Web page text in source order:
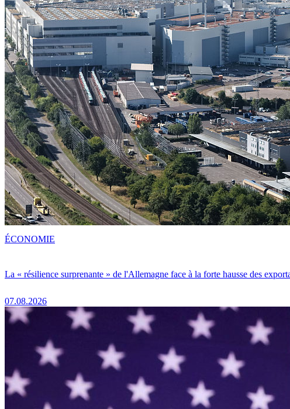
La « résilience surprenante » de l'Allemagne face à la forte hausse des
07.08.2026
ÉCONOMIE